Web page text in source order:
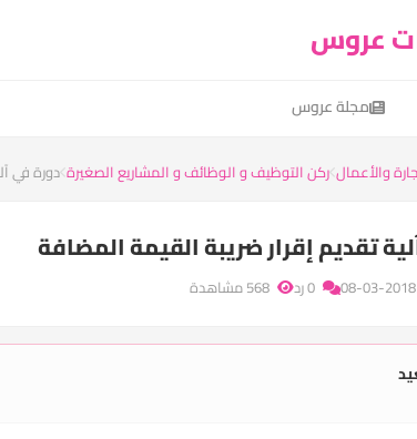
عروس
مجلة عروس
والأعمال ركن التوظيف و الوظائف و المشاريع الصغيرة دورة في
تقديم إقرار ضريبة القيمة المضافة